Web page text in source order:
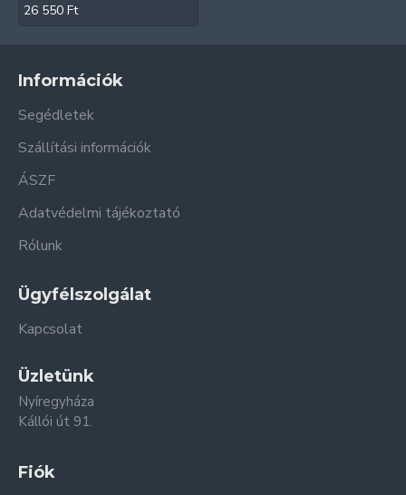
26 550 Ft
Információk
Segédletek
Szállítási információk
ÁSZF
Adatvédelmi tájékoztató
Rólunk
Ügyfélszolgálat
Kapcsolat
Üzletünk
Nyíregyháza
Kállói út 91.
Fiók